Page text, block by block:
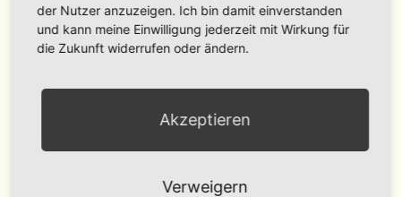
der Nutzer anzuzeigen. Ich bin damit einverstanden
und kann meine Einwilligung jederzeit mit Wirkung für
die Zukunft widerrufen oder ändern.
Akzeptieren
Verweigern